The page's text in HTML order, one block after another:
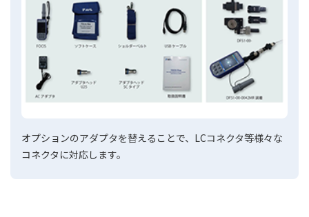
オプションのアダプタを替えることで、LCコネクタ等様々な
コネクタに対応します。